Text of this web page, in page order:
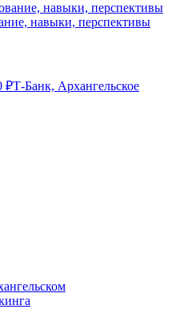
навыки, перспективы
₽Т-Банк, Архангельское